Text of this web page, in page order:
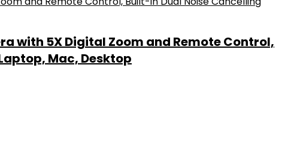
with 5X Digital Zoom and Remote Control,
Mac, Desktop